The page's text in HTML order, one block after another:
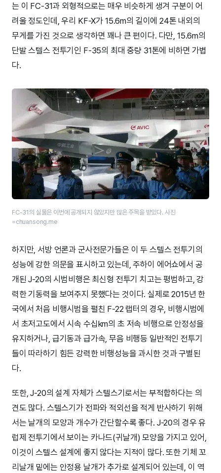
는 이 FC-31과 외형적으로는 매우 비슷하게 생겨 구분이 어
려울 정도인데, 우리 KF-X가 15.6m의 길이에 24톤 내외의
무게를 가진 것으로 생각하면 꽤나 큰 편이다. 다만, 15.6m의
단발 스텔스 전투기인 F-35의 최대 중량 31톤에 비하면 가볍
다.
FC-31의 실물은 이번에 공개되지 않았지만 많은 주목을 받았다. 사진
=chuansong.me​
하지만, 서방 언론과 군사전문가들은 이 두 스텔스 전투기의
성능에 강한 의문을 표시하고 있는데, 주하이 에어쇼에서 공
개된 J-20의 시범비행은 최신형 전투기 치고는 평범하고, 강
력한 기동력을 보여주지 못했다는 것이다. 실제로 2015년 한
국에서 처음 비행시범을 펼친 F-22 랩터의 경우, 비행시범에
서 초저고도에서 시속 수십km의 초 저속 비행으로 안정성을
유지하거나, 급기동과 급가속, 무음 비행등 일반적인 전투기
들이 따라하기 힘든 강력한 비행성능을 과시한 것과 구별된
다.
또한, J-20의 설계 자체가 스텔스기로서는 부적합하다는 의
견도 많다. 스텔스기가 전파와 적외선을 적게 반사하기 위해
서는 날개의 모양과 개수가 간단할수록 좋다. J-20의 경우 유
럽제 전투기에서 보이는 카나드(귀날개) 모양을 가지고 있어,
이것이 스텔스 설계에 좋지 않다는 지적이 많다. 또한 기체 꼬
리날개 밑에는 안정용 날개가 추가로 설계되어 있는데, 이 역